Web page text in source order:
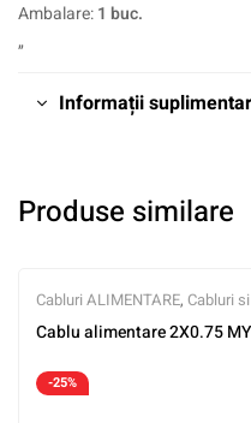
Ambalare:1 buc.
„
Informații
Produse similare
Cabluri ALIMENTARE, Cabluri
Cablu alimentare 2X0.75
-25%